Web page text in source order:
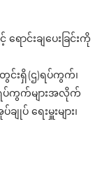
ောင်းချပေးခြင်းကို
င်းရှိ(ဌ)ရပ်ကွက်၊
ရပ်ကွက်များအလိုက်
ပ် ရေးမှူးများ၊